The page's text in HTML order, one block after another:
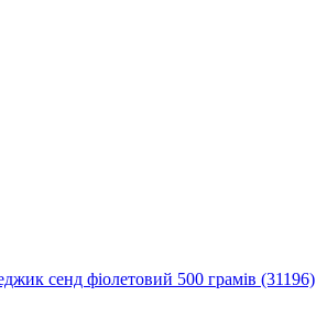
сенд фіолетовий 500 грамів (31196)